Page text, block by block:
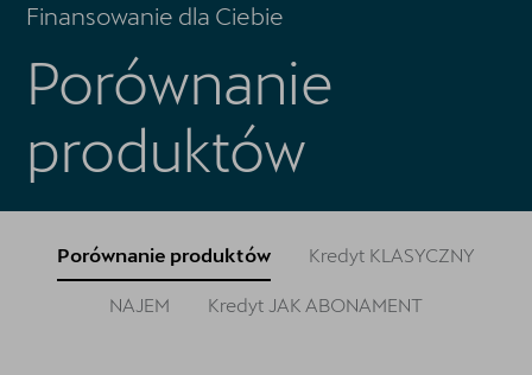
Serwis
Oryginalne części zamienne
Cenniki
O nas | POL-CAR
Finansowanie dla Ciebie
Porównanie
produktów
Porównanie produktów Kredyt KLASYCZNY
NAJEM Kredyt JAK ABONAMENT